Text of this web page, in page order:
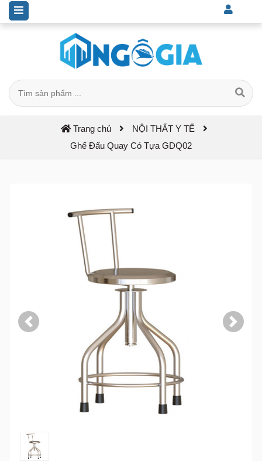
Trang chủ
NỘI THẤT Y TẾ
Ghế Đẩu Quay Có Tựa GDQ02
Previous Next